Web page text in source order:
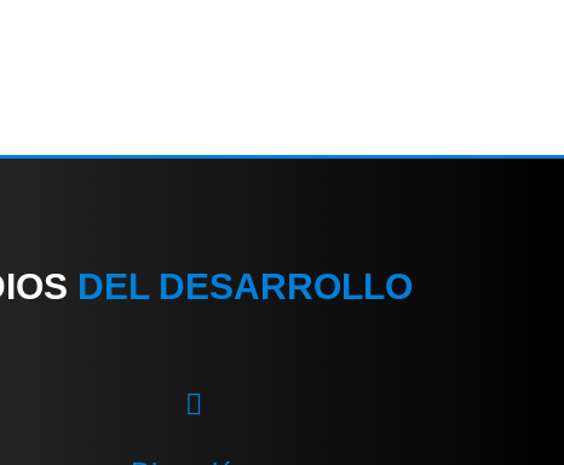
DEL DESARROLLO